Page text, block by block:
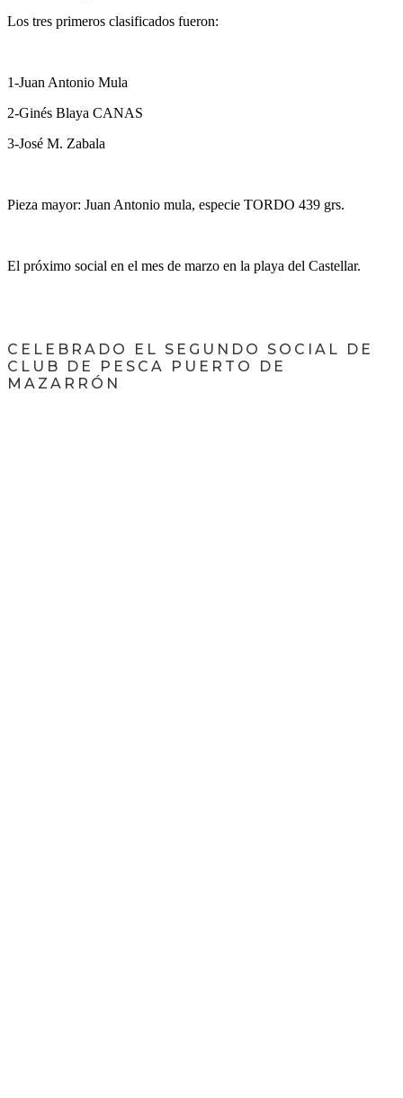
Los tres primeros clasificados fueron:
1-Juan Antonio Mula
2-Ginés Blaya CANAS
3-José M. Zabala
Pieza mayor: Juan Antonio mula, especie TORDO 439 grs.
El próximo social en el mes de marzo en la playa del Castellar.
CELEBRADO EL SEGUNDO SOCIAL DE
CLUB DE PESCA PUERTO DE
MAZARRÓN